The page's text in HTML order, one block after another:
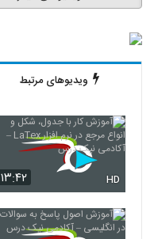
ویدیوهای مرتبط
۱۳:۴۲ HD